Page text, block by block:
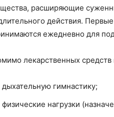
расширяющие
действия.
ежедневно для
лекарственных
дыхательную гимнастику;
физические нагрузки